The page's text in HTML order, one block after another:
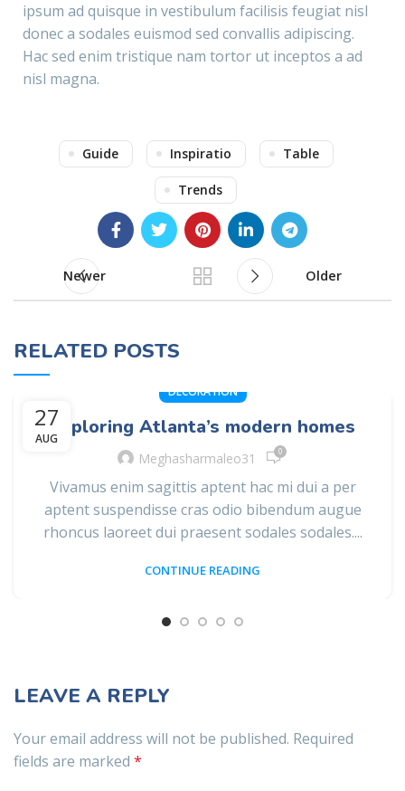
ipsum ad quisque in vestibulum facilisis feugiat nisl
donec a sodales euismod sed convallis adipiscing.
Hac sed enim tristique nam tortor ut inceptos a ad
nisl magna.
Guide Inspiratio Table
Trends
Newer Older
RELATED POSTS
27
AUG
DECORATION
Exploring Atlanta’s modern homes
Meghasharmaleo31 0
Vivamus enim sagittis aptent hac mi dui a per
aptent suspendisse cras odio bibendum augue
rhoncus laoreet dui praesent sodales sodales....
CONTINUE READING
LEAVE A REPLY
Your email address will not be published. Required
fields are marked *